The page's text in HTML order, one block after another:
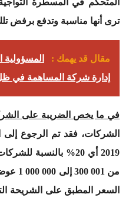
المتحكم في المسطرة
ترى أنها مناسبة وتدفع برفض
مقال قد يهمك :
المسؤولية
إدارة شركة المساهمة في
في ما يخص الضريبة على
الشركات، فقد تم الرجوع
2019 أي 20% بالنسبة
السعر المطبق على الشريحة